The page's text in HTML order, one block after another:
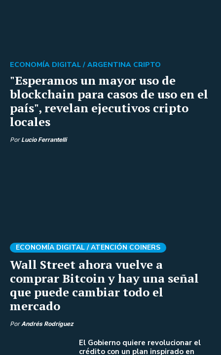
"Esperamos un mayor uso de
blockchain para casos de uso en el
país", revelan ejecutivos cripto
locales
ECONOMÍA DIGITAL / ARGENTINA CRIPTO
Por Lucio Ferrantelli
Wall Street ahora vuelve a
comprar Bitcoin y hay una señal
que puede cambiar todo el
mercado
ECONOMÍA DIGITAL /ATENCIÓN COINERS
PorAndrés Rodríguez
El Gobierno quiere revolucionar el
crédito con un plan inspirado en